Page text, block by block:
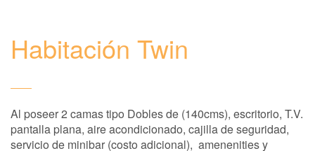
Habitación Twin
Al poseer 2 camas tipo Dobles de (140cms), escritorio, T.V.
pantalla plana, aire acondicionado, cajilla de seguridad,
servicio de minibar (costo adicional), amenenities y